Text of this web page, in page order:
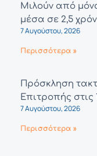
Μιλούν από
μέσα σε 2,5
7 Αυγούστου, 2026
Περισσότερα »
Πρόσκληση
Επιτροπής στις
7 Αυγούστου, 2026
Περισσότερα »